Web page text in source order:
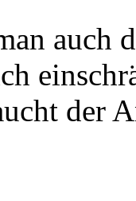
auch
der